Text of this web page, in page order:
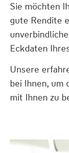
Sie möchten
gute Rendite
Eckdaten
Unsere
bei Ihnen, um
mit Ihnen zu